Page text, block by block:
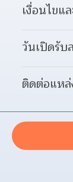
เงื่อนไขแ
วันเปิดรับ
ติดต่อแห